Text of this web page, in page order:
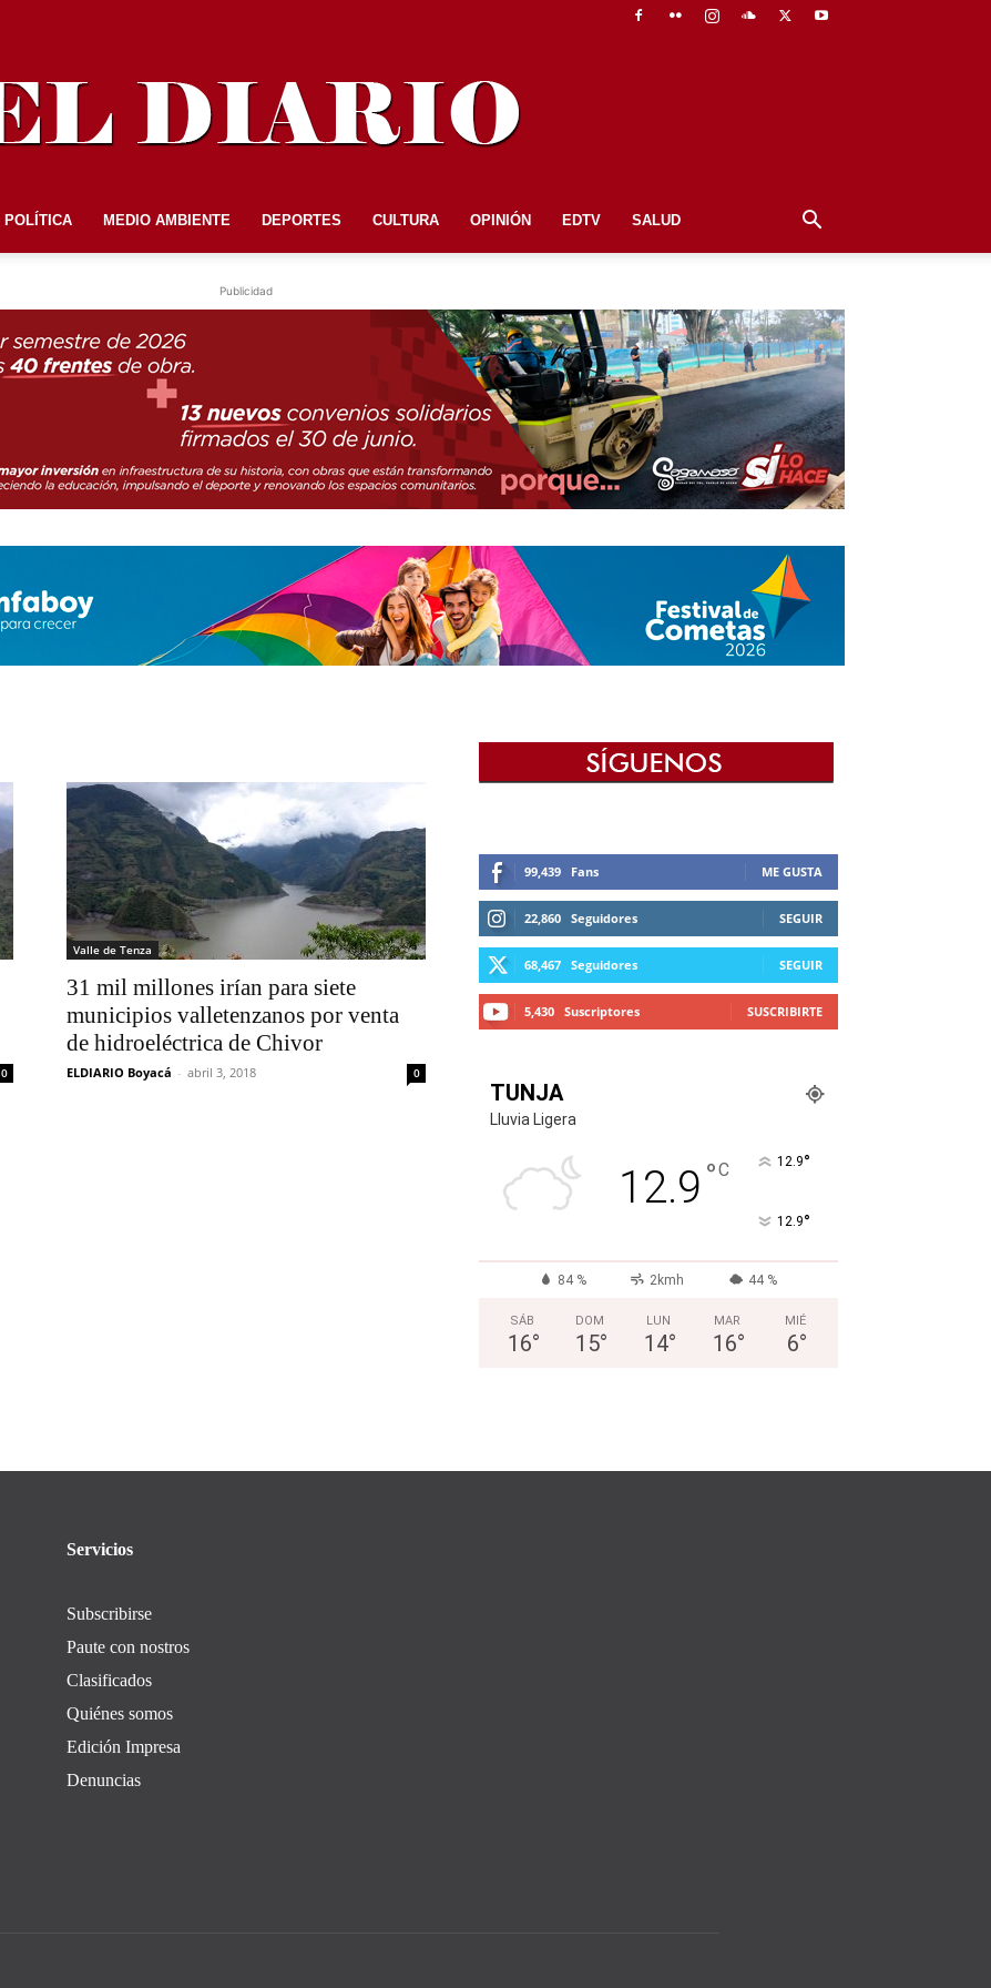
DIARIO
POLÍTICA MEDIO AMBIENTE DEPORTES CULTURA OPINIÓN EDTV SALUD
Publicidad
0
Valle de Tenza
31 mil millones irían para siete
municipios valletenzanos por venta
de hidroeléctrica de Chivor
ELDIARIO Boyacá - abril 3, 2018 0
99,439 Fans ME GUSTA
22,860 Seguidores SEGUIR
68,467 Seguidores SEGUIR
5,430 Suscriptores SUSCRIBIRTE
TUNJA
Lluvia Ligera
12.9 °C 12.9°
12.9°
84 % 2kmh 44 %
SÁB
16°
DOM
15°
LUN
14°
MAR
16°
MIÉ
6°
Servicios
Subscribirse
Paute con nostros
Clasificados
Quiénes somos
Edición Impresa
Denuncias